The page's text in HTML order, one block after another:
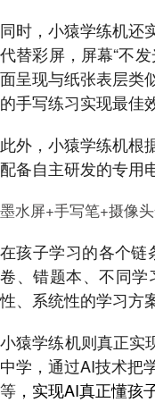
同时，小猿学练机还
代替彩屏，屏幕“不
面呈现与纸张表层类
的手写练习实现最佳
此外，小猿学练机根
配备自主研发的专用
墨水屏+手写笔+摄像
在孩子学习的各个
卷、错题本、不同
性、系统性的学习方
小猿学练机则真正实
中学，通过AI技术把
等 ，实现AI真正懂孩